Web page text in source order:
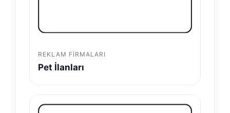
REKLAM FIRMALARI
Pet İlanları